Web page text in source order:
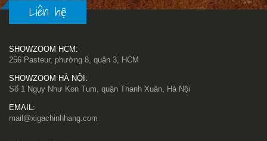
Liên hệ
SHOWZOOM HCM:
256 Pasteur, phường 8, quận 3, HCM
SHOWZOOM HÀ NỘI:
Số 1 Ngụy Như Kon Tum, quận Thanh Xuân, Hà Nội
EMAIL:
mail@xigachinhhang.com